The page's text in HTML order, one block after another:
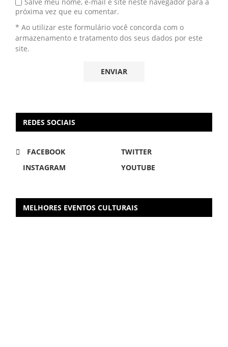
Salve meu nome, e-mail e site neste navegador para a
próxima vez que eu comentar.
* Ao utilizar este formulário você concorda com o
armazenamento e tratamento dos seus dados por este
site.
REDES SOCIAIS
FACEBOOK
TWITTER
INSTAGRAM
YOUTUBE
MELHORES EVENTOS CULTURAIS